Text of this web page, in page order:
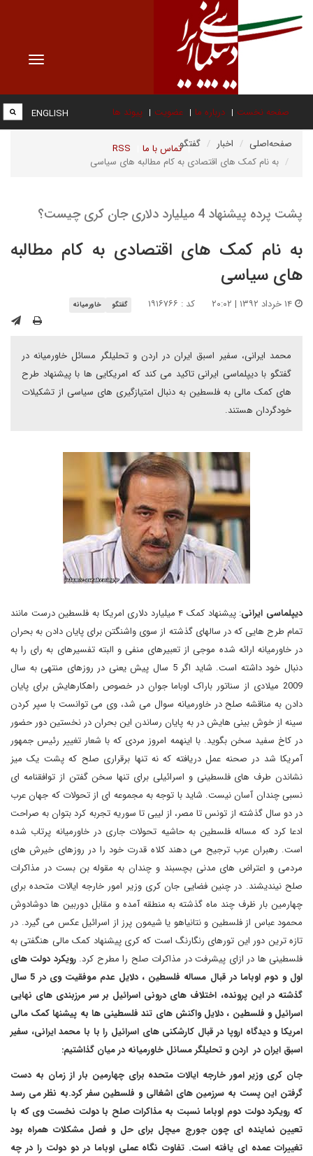
Toggle
صفحه نخست درباره ما عضویت پیوند ها
تماس با ما RSS
ENGLISH
صفحه‌اصلی اخبار
گفتگو
به نام کمک های اقتصادی به کام مطالبه های سیاسی
پشت پرده پیشنهاد 4 میلیارد دلاری جان کری چیست؟
به نام کمک های اقتصادی به کام مطالبه
های سیاسی
کد : ۱۹۱۶۷۶۶ گفتگو خاورمیانه
محمد ایرانی، سفیر اسبق ایران در اردن و تحلیلگر مسائل خاورمیانه در
گفتگو با دیپلماسی ایرانی تاکید می کند که امریکایی ها با پیشنهاد طرح
های کمک مالی به فلسطین به دنبال امتیازگیری های سیاسی از تشکیلات
خودگردان هستند.
دیپلماسی ایرانی
: پیشنهاد کمک ۴ میلیارد دلاری امریکا به فلسطین درست مانند
تمام طرح هایی که در سالهای گذشته از سوی واشنگتن برای پایان دادن به بحران
در خاورمیانه ارائه شده موجی از تعبیرهای منفی و البته تفسیرهای به رای را به
دنبال خود داشته است. شاید اگر 5 سال پیش یعنی در روزهای منتهی به سال
2009 میلادی از سناتور باراک اوباما جوان در خصوص راهکارهایش برای پایان
دادن به مناقشه صلح در خاورمیانه سوال می شد، وی می توانست با سپر کردن
سینه از خوش بینی هایش در به پایان رساندن این بحران در نخستین دور حضور
در کاخ سفید سخن بگوید. با اینهمه امروز مردی که با شعار تغییر رئیس جمهور
آمریکا شد در صحنه عمل دریافته که نه تنها برقراری صلح که پشت یک میز
نشاندن طرف های فلسطینی و اسرائیلی برای تنها سخن گفتن از توافقنامه ای
نسبی چندان آسان نیست. شاید با توجه به مجموعه ای از تحولات که جهان عرب
در دو سال گذشته از تونس تا مصر، از لیبی تا سوریه تجربه کرد بتوان به صراحت
ادعا کرد که مساله فلسطین به حاشیه تحولات جاری در خاورمیانه پرتاب شده
است. رهبران عرب ترجیح می دهند کلاه قدرت خود را در روزهای خیرش های
مردمی و اعتراض های مدنی بچسبند و چندان به مقوله بن بست در مذاکرات
صلح نیندیشند. در چنین فضایی جان کری وزیر امور خارجه ایالات متحده برای
چهارمین بار ظرف چند ماه گذشته به منطقه آمده و مقابل دوربین ها دوشادوش
محمود عباس از فلسطین و نتانیاهو یا شیمون پرز از اسرائیل عکس می گیرد. در
تازه ترین دور این تورهای رنگارنگ است که کری پیشنهاد کمک مالی هنگفتی به
فلسطینی ها در ازای پیشرفت در مذاکرات صلح را مطرح کرد.رویکرد دولت های
اول و دوم اوباما در قبال مساله فلسطین ، دلایل عدم موفقیت وی در 5 سال
گذشته در این پرونده، اختلاف های درونی اسرائیل بر سر مرزبندی های نهایی
اسرائیل و فلسطین ، دلایل واکنش های تند فلسطینی ها به پیشنها کمک مالی
امریکا و دیدگاه اروپا در قبال کارشکنی های اسرائیل را با با محمد ایرانی، سفیر
اسبق ایران در اردن و تحلیلگر مسائل خاورمیانه در میان گذاشتیم:
جان کری وزیر امور خارجه ایالات متحده برای چهارمین بار از زمان به دست
گرفتن این پست به سرزمین های اشغالی و فلسطین سفر کرد.به نظر می رسد
که رویکرد دولت دوم اوباما نسبت به مذاکرات صلح با دولت نخست وی که با
تعیین نماینده ای چون جورج میچل برای حل و فصل مشکلات همراه بود
تغییرات عمده ای یافته است. تفاوت نگاه عملی اوباما در دو دولت را در چه